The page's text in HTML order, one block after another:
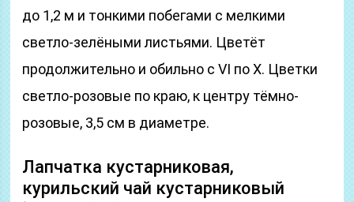
до 1,2 м и тонкими побегами с мелкими
светло-зелёными листьями. Цветёт
продолжительно и обильно с VІ по Х. Цветки
светло-розовые по краю, к центру тёмно-
розовые, 3,5 см в диаметре.
Лапчатка кустарниковая,
курильский чай кустарниковый